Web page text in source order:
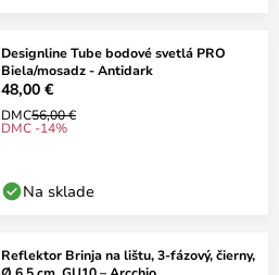
Designline Tube bodové svetlá PRO
Biela/mosadz - Antidark
48,00 €
DMC56,00 €
DMC -14%
Na sklade
Reflektor Brinja na lištu, 3-fázový, čierny,